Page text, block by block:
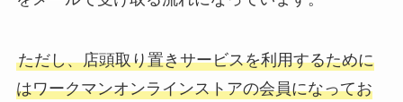
ただし、店頭取り置きサービスを利用するために
はワークマンオンラインストアの会員になってお